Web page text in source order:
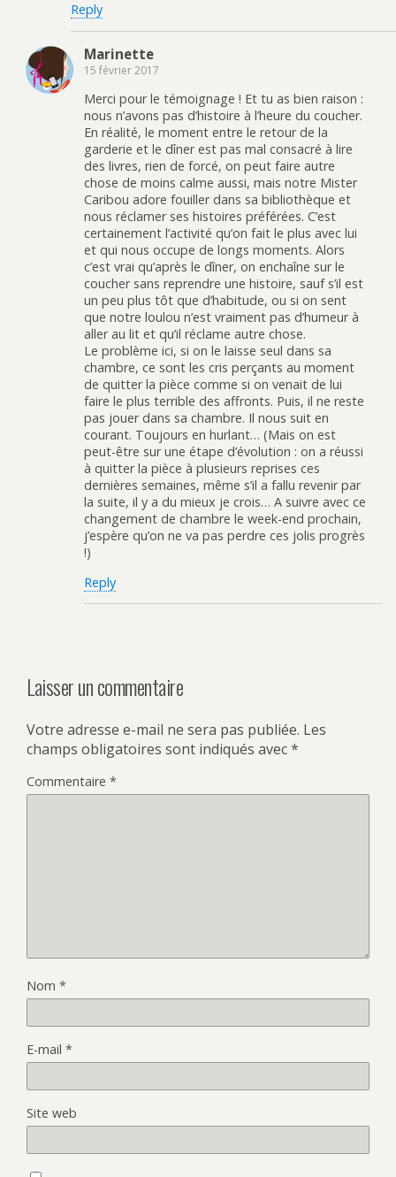
Reply
Marinette
15 février 2017
Merci pour le témoignage ! Et tu as bien raison :
nous n’avons pas d’histoire à l’heure du coucher.
En réalité, le moment entre le retour de la
garderie et le dîner est pas mal consacré à lire
des livres, rien de forcé, on peut faire autre
chose de moins calme aussi, mais notre Mister
Caribou adore fouiller dans sa bibliothèque et
nous réclamer ses histoires préférées. C’est
certainement l’activité qu’on fait le plus avec lui
et qui nous occupe de longs moments. Alors
c’est vrai qu’après le dîner, on enchaîne sur le
coucher sans reprendre une histoire, sauf s’il est
un peu plus tôt que d’habitude, ou si on sent
que notre loulou n’est vraiment pas d’humeur à
aller au lit et qu’il réclame autre chose.
Le problème ici, si on le laisse seul dans sa
chambre, ce sont les cris perçants au moment
de quitter la pièce comme si on venait de lui
faire le plus terrible des affronts. Puis, il ne reste
pas jouer dans sa chambre. Il nous suit en
courant. Toujours en hurlant… (Mais on est
peut-être sur une étape d’évolution : on a réussi
à quitter la pièce à plusieurs reprises ces
dernières semaines, même s’il a fallu revenir par
la suite, il y a du mieux je crois… A suivre avec ce
changement de chambre le week-end prochain,
j’espère qu’on ne va pas perdre ces jolis progrès
!)
Reply
Laisser un commentaire
Votre adresse e-mail ne sera pas publiée. Les
champs obligatoires sont indiqués avec*
Commentaire *
Nom *
E-mail *
Site web